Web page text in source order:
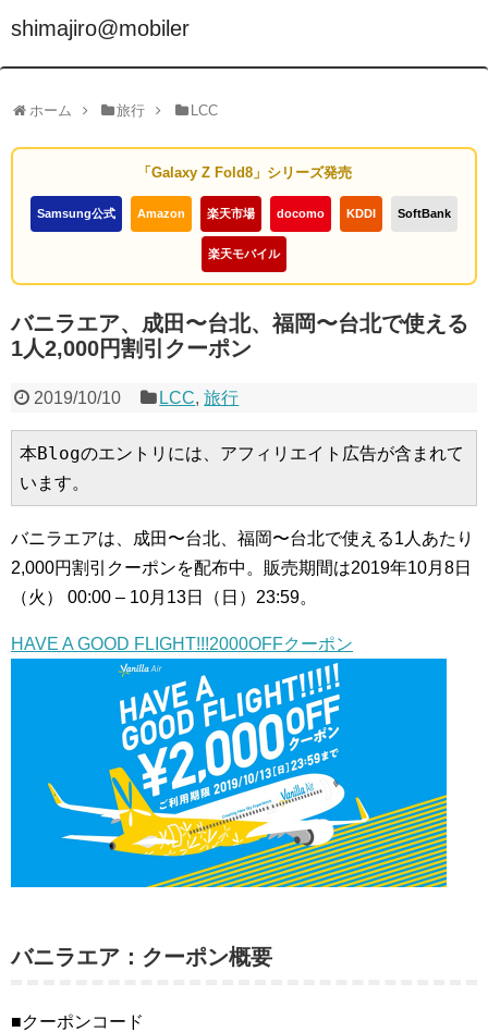
shimajiro@mobiler
ホーム 旅行 LCC
「Galaxy Z Fold8」シリーズ発売
Samsung公式 Amazon 楽天市場 docomo KDDI SoftBank
楽天モバイル
バニラエア、成田〜台北、福岡〜台北で使える
1人2,000円割引クーポン
2019/10/10 LCC,旅行
本Blogのエントリには、アフィリエイト広告が含まれて
います。
バニラエアは、成田〜台北、福岡〜台北で使える1人あたり
2,000円割引クーポンを配布中。販売期間は2019年10月8日
（火） 00:00 – 10月13日（日）23:59。
HAVE A GOOD FLIGHT!!!2000OFFクーポン
バニラエア：クーポン概要
■クーポンコード